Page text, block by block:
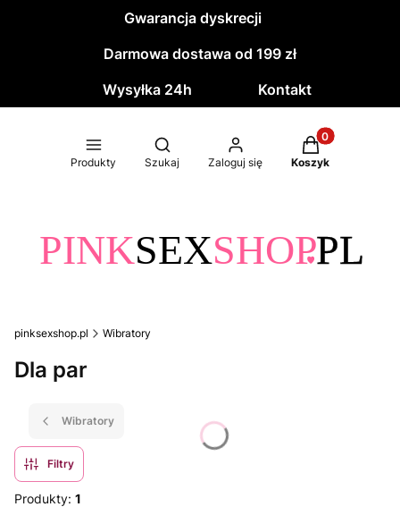
Gwarancja dyskrecji
Darmowa dostawa od 199 zł
Wysyłka 24h
Kontakt
Produkty
Otwórz wyszukiwarkę
Szukaj Zaloguj się
Produkty w
Koszyk
pinksexshop.pl Wibratory
Dla par
Wibratory
Filtry
Produkty: 1